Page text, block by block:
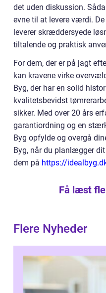
det uden diskussion.
evne til at levere værdi.
leverer skræddersyede
tiltalende og praktisk
For dem, der er på jagt
kan kravene virke
Byg, der har en solid
kvalitetsbevidst
sikker. Med over 20 års
garantiordning og en
Byg opfylde og overgå
Byg, når du planlægger
dem på https://
Få læst
Flere Nyheder